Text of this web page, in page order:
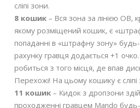
сліпі зони.
8 кошик – Вся зона за лінією OB,
якому розміщений кошик, є
попаданні в «штрафну зону»
рахунку гравця додається +1
робиться з того місця, де впав
Перехожі! На цьому кошику є сліпі
11 кошик – Кидок з дропзони
проходженні гравцем Mando будь-